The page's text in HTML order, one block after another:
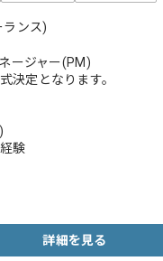
ランス)
ージャー(PM)
決定となります。
験
詳細を見る